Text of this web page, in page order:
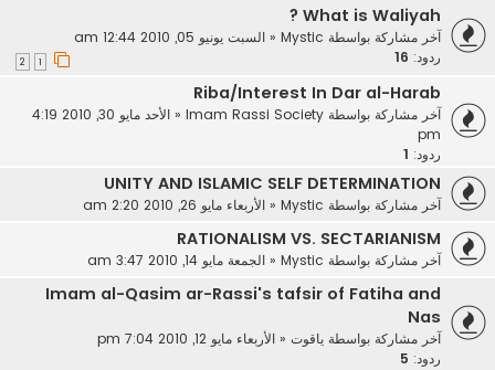
What is Waliyah ?
آخر مشاركة بواسطة Mystic
« السبت يونيو 05, 2010 12:44 am
ردود: 16
Riba/Interest In Dar al-Harab
آخر مشاركة بواسطة Imam Rassi Society
«
الأحد مايو 30, 2010 4:19
pm
ردود:
UNITY AND ISLAMIC SELF DETERMINATION‏
آخر مشاركة بواسطة Mystic
« الأربعاء مايو 26, 2010 2:20 am
RATIONALISM VS. SECTARIANISM
آخر مشاركة بواسطة Mystic
« الجمعة مايو 14, 2010 3:47 am
Imam al-Qasim ar-Rassi's tafsir of Fatiha and
Nas
آخر مشاركة بواسطة ياقوت« الأربعاء مايو 12, 2010 7:04 pm
ردود: 5